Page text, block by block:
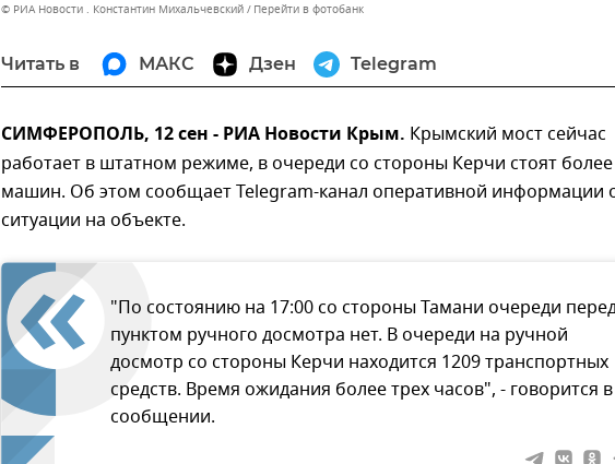
© РИА Новости . Константин Михальчевский Перейти в фотобанк
Читать в МАКС Дзен Telegram
СИМФЕРОПОЛЬ, 12 сен - РИА Новости Крым. Крымский мост сейчас
работает в штатном режиме, в очереди со стороны Керчи стоят
машин. Об этом сообщает Telegram-канал оперативной информации
ситуации на объекте.
"По состоянию на 17:00 со стороны Тамани очереди
пунктом ручного досмотра нет. В очереди на ручной
досмотр со стороны Керчи находится 1209 транспортных
средств. Время ожидания более трех часов", - говорится в
сообщении.